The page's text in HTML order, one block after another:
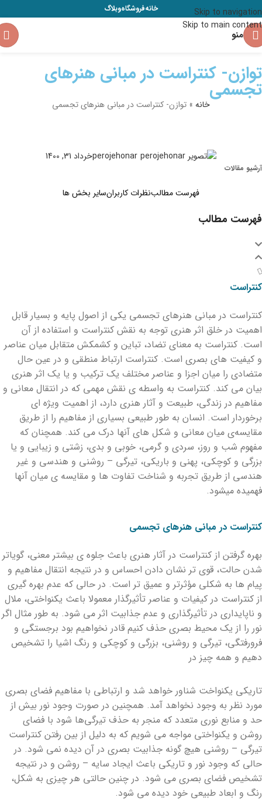
Skip to navigation
Skip to main content
خانهفروشگاهوبلاگ
منو
توازن- کنتراست در مبانی هنرهای
تجسمی
خانه » توازن- کنتراست در مبانی هنرهای تجسمی
perojehonarخرداد 31, 1400
آرشیو مقالات
فهرست مطالبنظرات کاربرانسایر بخش ها
فهرست مطالب
کنتراست
کنتراست در مبانی هنرهای تجسمی یکی از اصول پایه و بسیار قابل
اهمیت در خلق اثر هنری توجه به نقش کنتراست و استفاده از آن
است. کنتراست به معنای تضاد، تباین و کشمکش متقابل میان عناصر
و کیفیت های بصری است. کنتراست ارتباط منطقی و در عین حال
متضادی را میان اجزا و عناصر مختلف یک ترکیب و یا یک اثر هنری
بیان می کند. کنتراست به واسطه ی نقش مهمی که در انتقال معانی و
مفاهیم در زندگی، طبیعت و آثار هنری دارد، از اهمیت ویژه ای
برخوردار است. انسان به طور طبیعی بسیاری از مفاهیم را از طریق
مقایسه‌ی میان معانی و شکل های آنها درک می کند. همچنان که
مفهوم شب و روز، سردی و گرمی، خوبی و بدی، زشتی و زیبایی و یا
بزرگی و کوچکی، پهنی و باریکی، تیرگی – روشنی و هندسی و غیر
هندسی از طریق تجربه و شناخت تفاوت ها و مقایسه ی میان آنها
فهمیده میشود.
کنتراست در مبانی هنرهای تجسمی
بهره گرفتن از کنتراست در آثار هنری باعث جلوه ی بیشتر معنی، گویاتر
شدن حالت، قوی تر نشان دادن احساس و در نتیجه انتقال مفاهیم و
پیام ها به شکلی مؤثرتر و عمیق تر است. در حالی که عدم بهره گیری
از کنتراست در کیفیات و عناصر تأثیرگذار معمولا باعث یکنواختی، ملال
و ناپایداری در تأثیرگذاری و عدم جذابیت اثر می شود. به طور مثال اگر
نور را از یک محیط بصری حذف کنیم قادر نخواهیم بود برجستگی و
فرورفتگی، تیرگی و روشنی، بزرگی و کوچکی و رنگ اشیا را تشخیص
دهیم و همه چیز در
تاریکی یکنواخت شناور خواهد شد و ارتباطی با مفاهیم فضای بصری
مورد نظر به وجود نخواهد آمد. همچنین در صورت وجود نور بیش از
حد و منابع نوری متعدد که منجر به حذف تیرگی‌ها شود با فضای
روشن و یکنواختی مواجه می شویم که به دلیل از بین رفتن کنتراست
تیرگی – روشنی هیچ گونه جذابیت بصری در آن دیده نمی شود. در
حالی که وجود نور و تاریکی باعث ایجاد سایه – روشن و در نتیجه
تشخیص فضای بصری می شود. در چنین حالتی هر چیزی به شکل،
رنگ و ابعاد طبیعی خود دیده می شود.